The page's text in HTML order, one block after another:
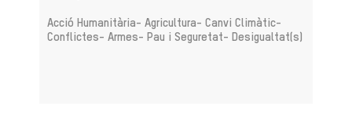
Acció Humanitària- Agricultura- Canvi Climàtic-
Conflictes- Armes- Pau i Seguretat- Desigualtat(s)